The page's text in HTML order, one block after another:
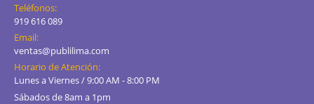
Teléfonos:
919 616 089
Email:
ventas@publilima.com
Horario de Atención:
Lunes a Viernes / 9:00 AM - 8:00 PM
Sábados de 8am a 1pm